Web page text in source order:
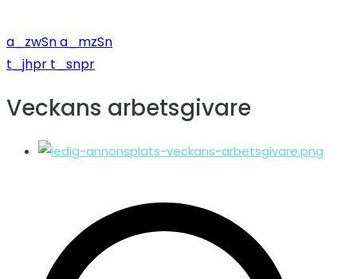
a_zwSn a_mzSn
t_jhpr t_snpr
Veckans arbetsgivare